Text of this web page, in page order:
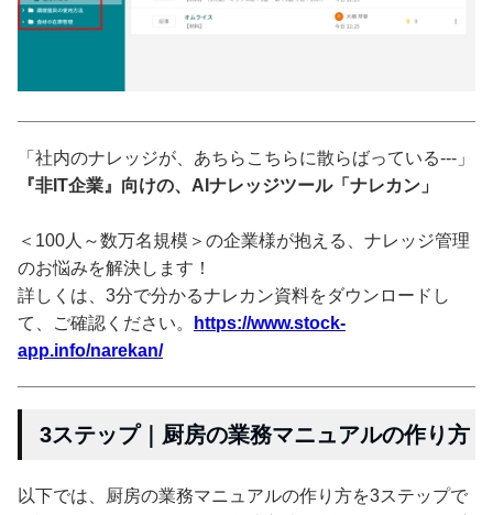
「社内のナレッジが、あちらこちらに散らばっている---」
『非IT企業』向けの、AIナレッジツール「ナレカン」
＜100人～数万名規模＞の企業様が抱える、ナレッジ管理
のお悩みを解決します！
詳しくは、3分で分かるナレカン資料をダウンロードし
て、ご確認ください。
https://www.stock-
app.info/narekan/
3ステップ｜厨房の業務マニュアルの作り方
以下では、厨房の業務マニュアルの作り方を3ステップで